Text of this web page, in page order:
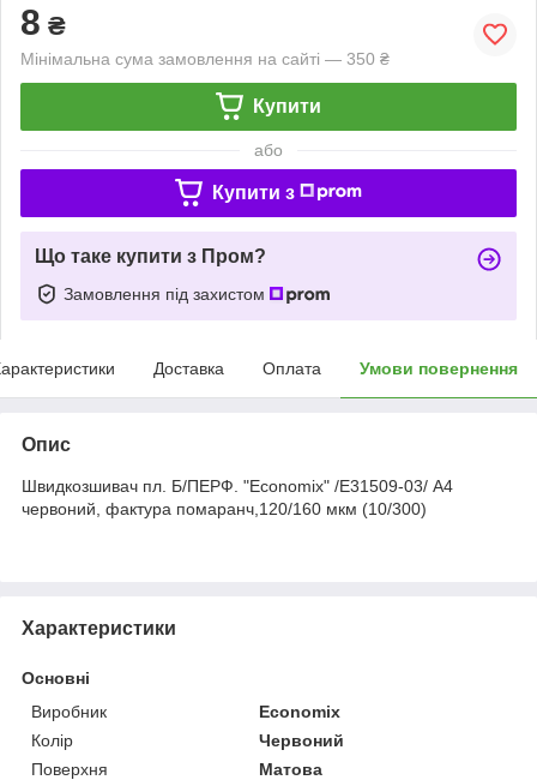
8 ₴
Мінімальна сума замовлення на сайті — 350 ₴
Купити
або
Купити з
Що таке купити з Пром?
Замовлення під захистом
Доставка Оплата Умови повернення
Опис
Швидкозшивач пл. Б/ПЕРФ. "Еconomix" /E31509-03/ А4
червоний, фактура помаранч,120/160 мкм (10/300)
Характеристики
Основні
Виробник
Economix
Колір
Червоний
Поверхня
Матова